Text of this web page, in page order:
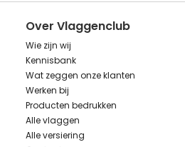
Over Vlaggenclub
Wie zijn wij
Kennisbank
Wat zeggen onze klanten
Werken bij
Producten bedrukken
Alle vlaggen
Alle versiering